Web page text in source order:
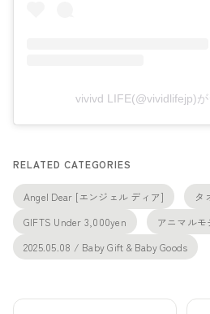
vivivd LIFE(@vividlifejp)
RELATED CATEGORIES
Angel Dear [エンジェル ディア]
タ
GIFTS Under 3,000yen
アニマルモ
2025.05.08 / Baby Gift & Baby Goods